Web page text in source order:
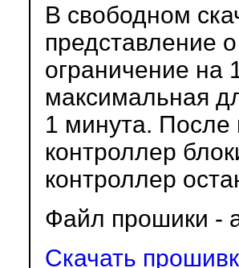
В свободном
представление
ограничение на
максимальная
1 минута. После
контроллер
контроллер
Файл прошики -
Скачать